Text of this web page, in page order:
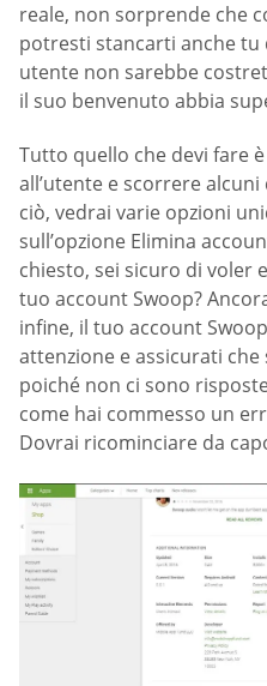
reale, non sorprende che
potresti stancarti anche tu
utente non sarebbe
il suo benvenuto abbia
Tutto quello che devi fare
all’utente e scorrere
ciò, vedrai varie opzioni
sull’opzione Elimina
chiesto, sei sicuro di voler
tuo account Swoop?
infine, il tuo account
attenzione e assicurati
poiché non ci sono
come hai commesso un
Dovrai ricominciare da